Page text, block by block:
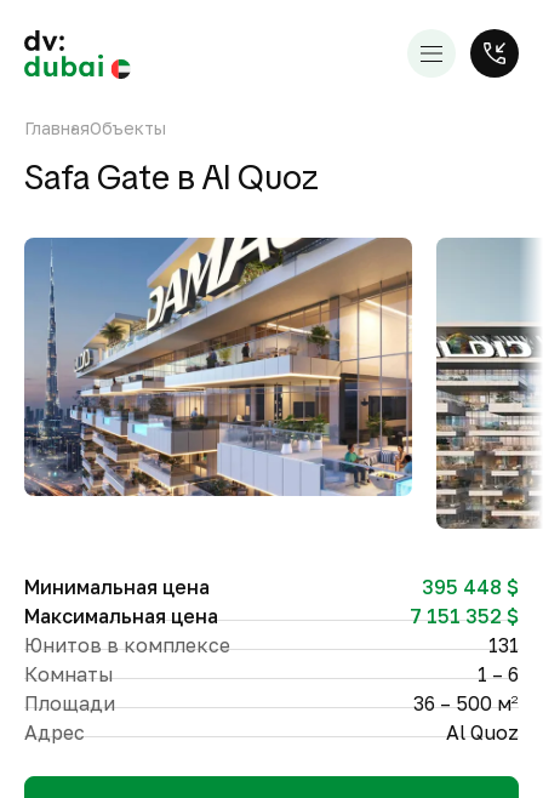
ГлавнаяОбъекты
Safa Gate в Al Quoz
Минимальная цена
395 448 $
Максимальная цена
7 151 352 $
Юнитов в комплексе
131
Комнаты
1 – 6
Площади
36 – 500 м2
Адрес Al Quoz